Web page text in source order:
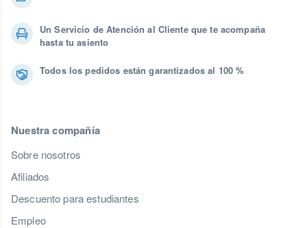
Un Servicio de Atención al Cliente que te acompaña
hasta tu asiento
Todos los pedidos están garantizados al 100 %
Nuestra compañía
Sobre nosotros
Afiliados
Descuento para estudiantes
Empleo